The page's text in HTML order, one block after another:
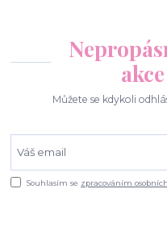
Můžete se kdykoli
Souhlasím se zpracováním